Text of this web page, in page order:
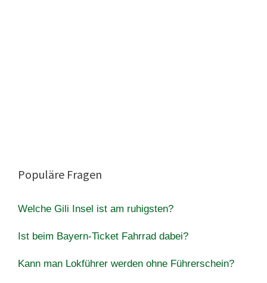
Populäre Fragen
Welche Gili Insel ist am ruhigsten?
Ist beim Bayern-Ticket Fahrrad dabei?
Kann man Lokführer werden ohne Führerschein?